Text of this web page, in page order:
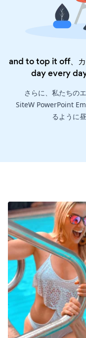
and to top it off、カ
day every
さらに、私たちの
SiteW PowerPoint
るように